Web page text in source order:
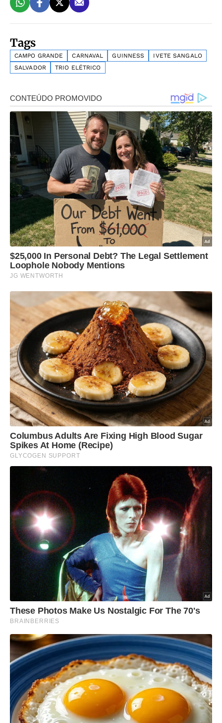
Tags
CAMPO GRANDE CARNAVAL GUINNESS
IVETE SANGALO
SALVADOR
TRIO ELÉTRICO